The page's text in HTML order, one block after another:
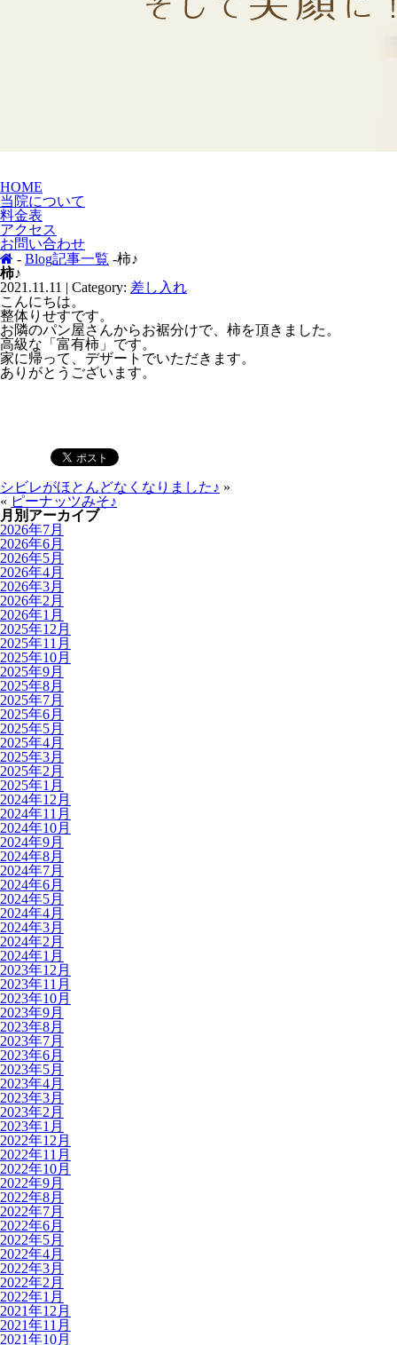
HOME
当院について
料金表
アクセス
お問い合わせ
- Blog記事一覧 -柿♪
柿♪
2021.11.11 | Category: 差し入れ
こんにちは。
整体りせすです。
お隣のパン屋さんからお裾分けで、柿を頂きました。
高級な「富有柿」です。
家に帰って、デザートでいただきます。
ありがとうございます。
シビレがほとんどなくなりました♪ »
« ピーナッツみそ♪
月別アーカイブ
2026年7月
2026年6月
2026年5月
2026年4月
2026年3月
2026年2月
2026年1月
2025年12月
2025年11月
2025年10月
2025年9月
2025年8月
2025年7月
2025年6月
2025年5月
2025年4月
2025年3月
2025年2月
2025年1月
2024年12月
2024年11月
2024年10月
2024年9月
2024年8月
2024年7月
2024年6月
2024年5月
2024年4月
2024年3月
2024年2月
2024年1月
2023年12月
2023年11月
2023年10月
2023年9月
2023年8月
2023年7月
2023年6月
2023年5月
2023年4月
2023年3月
2023年2月
2023年1月
2022年12月
2022年11月
2022年10月
2022年9月
2022年8月
2022年7月
2022年6月
2022年5月
2022年4月
2022年3月
2022年2月
2022年1月
2021年12月
2021年11月
2021年10月